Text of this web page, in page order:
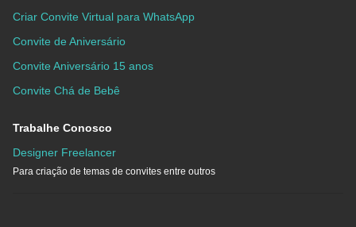
Criar Convite Virtual para WhatsApp
Convite de Aniversário
Convite Aniversário 15 anos
Convite Chá de Bebê
Trabalhe Conosco
Designer Freelancer
Para criação de temas de convites entre outros